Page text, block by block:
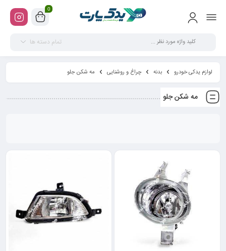
0
تمام دسته ها
لوازم یدکی خودرو بدنه چراغ و روشنایی مه شکن جلو
مه شکن جلو